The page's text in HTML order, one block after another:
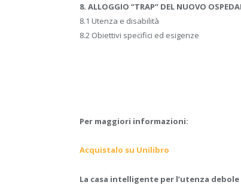
8. ALLOGGIO “TRAP” DEL NUOVO
8.1 Utenza e disabilità
8.2 Obiettivi specifici ed esigenze
Per maggiori informazioni:
Acquistalo su Unilibro
La casa intelligente per l’utenza debole